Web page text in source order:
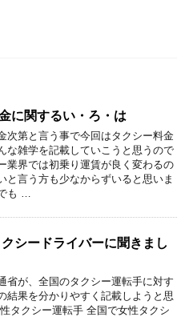
に関するい・ろ・は
次第と言う事で今回はタクシー料金
な雑学を記載していこうと思うので
業界では初乗り運賃が良く変わるの
と言う方も少なからずいると思いま
も …
クシードライバーに聞きまし
省が、全国のタクシー運転手に対す
結果を分かりやすく記載しようと思
タクシー運転手 全国で女性タクシ